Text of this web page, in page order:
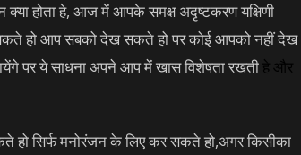
क्या होता हे, आज में आपके समक्ष अदृष्टकरण यक्षिणी
हो आप सबको देख सकते हो पर कोई आपको नहीं देख
पर ये साधना अपने आप में खास विशेषता रखती हे और
हो सिर्फ मनोरंजन के लिए कर सकते हो,अगर किसीका